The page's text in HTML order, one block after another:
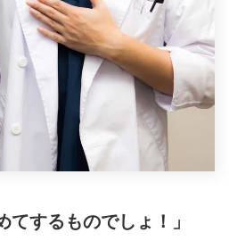
てするものでしょ！」